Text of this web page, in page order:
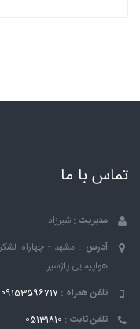
تماس با ما
مدیریت : شیرزاد
آدرس : مشهد - چهاراه
هواپیمایی پاژسیر
تلفن همراه : 09153596717
تلفن ثابت : 05131810